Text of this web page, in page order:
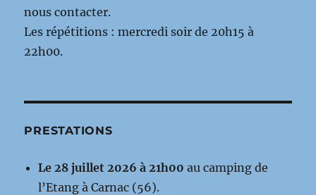
nous contacter.
Les répétitions : mercredi soir de 20h15 à
22h00.
PRESTATIONS
Le 28 juillet 2026 à 21h00 au camping de
l’Etang à Carnac (56).